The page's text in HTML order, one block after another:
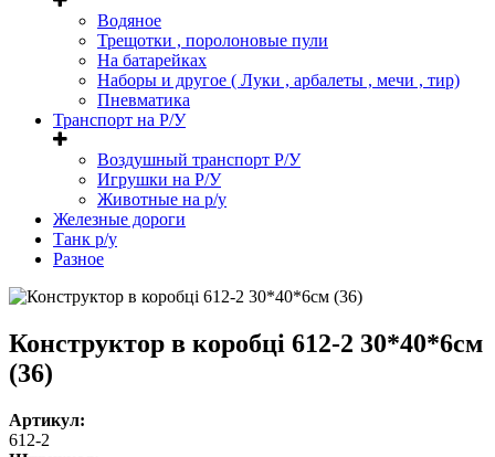
Водяное
Трещотки , поролоновые пули
На батарейках
Наборы и другое ( Луки , арбалеты , мечи , тир)
Пневматика
Транспорт на Р/У
Воздушный транспорт Р/У
Игрушки на Р/У
Животные на р/у
Железные дороги
Танк р/у
Разное
Конструктор в коробці 612-2 30*40*6см
(36)
Артикул:
612-2